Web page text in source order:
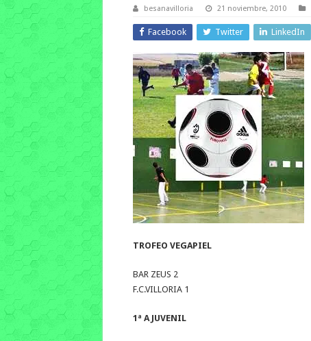
besanavilloria 21 noviembre, 2010
Facebook Twitter LinkedIn
TROFEO VEGAPIEL
BAR ZEUS 2
F.C.VILLORIA 1
1ª A JUVENIL